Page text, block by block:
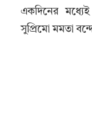
একদিনের
সুপ্রিমো মমতা